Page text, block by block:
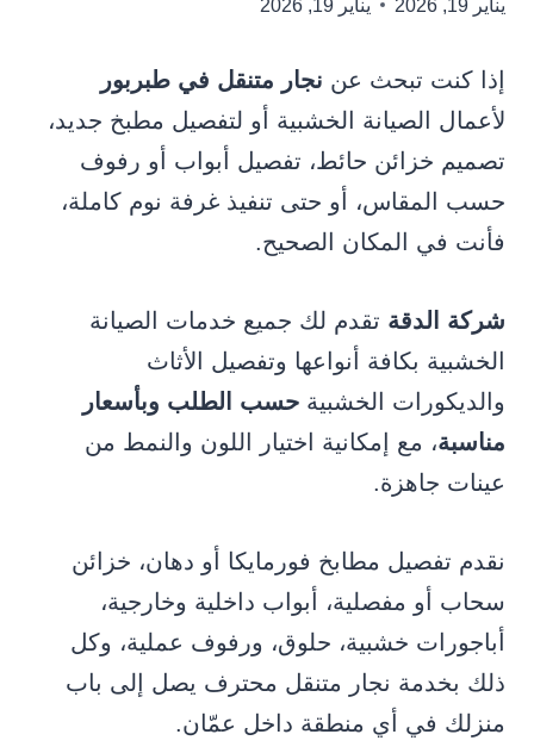
يناير 19, 2026 يناير 19, 2026
إذا كنت تبحث عن نجار متنقل في طبربور
لأعمال الصيانة الخشبية أو لتفصيل مطبخ جديد،
تصميم خزائن حائط، تفصيل أبواب أو رفوف
حسب المقاس، أو حتى تنفيذ غرفة نوم كاملة،
فأنت في المكان الصحيح.
شركة الدقة تقدم لك جميع خدمات الصيانة
الخشبية بكافة أنواعها وتفصيل الأثاث
والديكورات الخشبية حسب الطلب وبأسعار
مناسبة، مع إمكانية اختيار اللون والنمط من
عينات جاهزة.
نقدم تفصيل مطابخ فورمايكا أو دهان، خزائن
سحاب أو مفصلية، أبواب داخلية وخارجية،
أباجورات خشبية، حلوق، ورفوف عملية، وكل
ذلك بخدمة نجار متنقل محترف يصل إلى باب
منزلك في أي منطقة داخل عمّان.